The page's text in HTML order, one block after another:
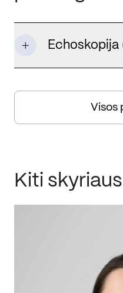
Visos
Kiti